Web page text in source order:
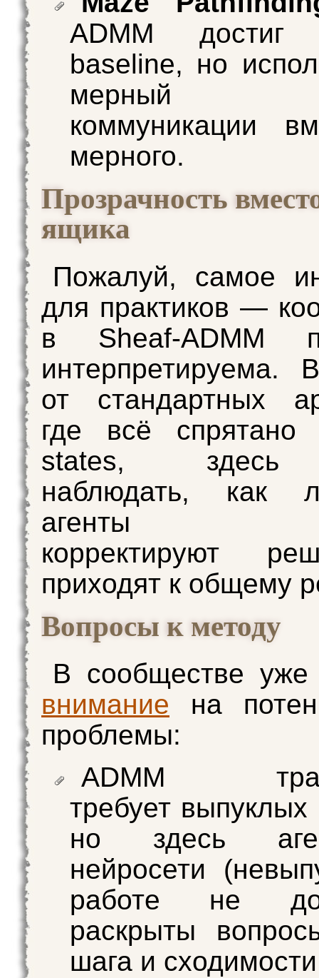
ADMM достиг
baseline, но
мерный
коммуникации
мерного.
Прозрачность
ящика
Пожалуй, самое
для практиков —
в Sheaf-ADMM
интерпретируема.
от стандартных
где всё
states, здесь
наблюдать, как
агенты
корректируют
приходят к общему
Вопросы к методу
В сообществе уже
внимание на
проблемы:
ADMM
требует выпуклых
но здесь
нейросети
работе не
раскрыты
шага и